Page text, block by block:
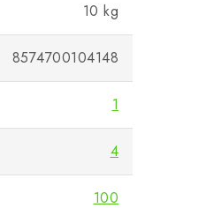
10 kg
8574700104148
1
4
100